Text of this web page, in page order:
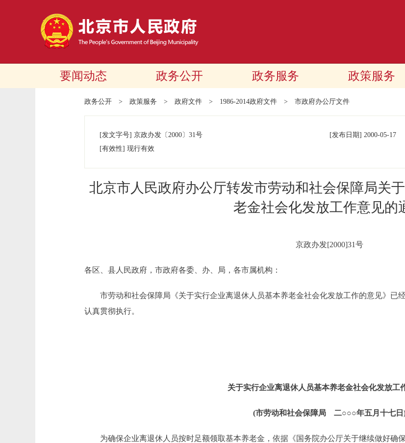
要闻动态 政务公开 政务服务 政策服务
政务公开 > 政策服务 > 政府文件 > 1986-2014政府文件 > 市政府办公厅文件
[发文字号] 京政办发 〔2000〕 31号 [发布日期] 2000-05-17
[有效性] 现行有效
北京市人民政府办公厅转发市劳动和社会保障局关
老金社会化发放工作意见的
京政办发[2000]31号
各区、县人民政府，市政府各委、办、局，各市属机构：
市劳动和社会保障局《关于实行企业离退休人员基本养老金社会化发放工作的意见》已
认真贯彻执行。
关于实行企业离退休人员基本养老金社会化发放工
(市劳动和社会保障局 二○○○年五月十七日
为确保企业离退休人员按时足额领取基本养老金，依据《国务院办公厅关于继续做好确